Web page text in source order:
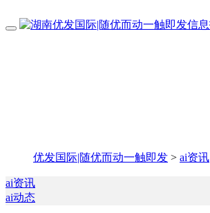
优发国际|随优而动一触即发 > ai资讯
ai资讯
ai动态